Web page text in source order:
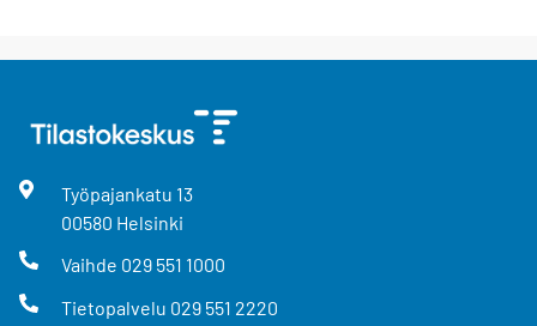
Työpajankatu 13
00580 Helsinki
Vaihde 029 551 1000
Tietopalvelu 029 551 2220